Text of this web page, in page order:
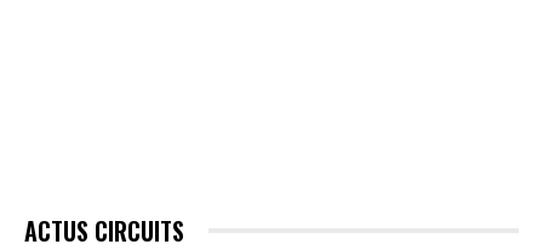
ACTUS CIRCUITS